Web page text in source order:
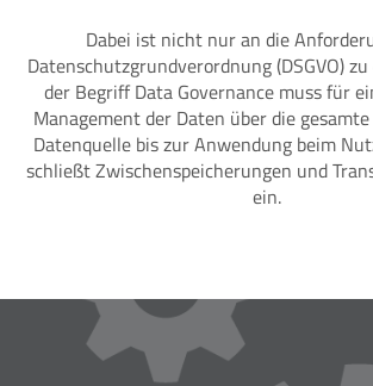
Dabei ist nicht nur an die
Datenschutzgrundverordnung (DSGVO)
der Begriff Data Governance muss für
Management der Daten über die
Datenquelle bis zur Anwendung beim
schließt Zwischenspeicherungen und
ein.